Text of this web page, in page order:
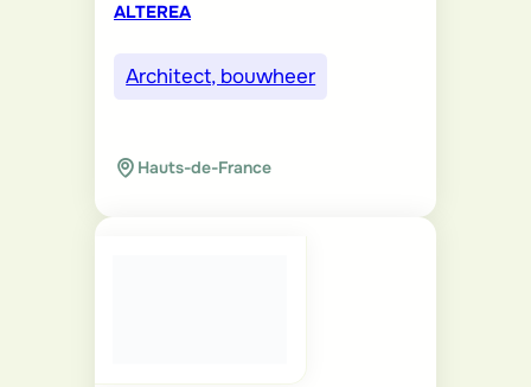
ALTEREA
Architect, bouwheer
Hauts-de-France